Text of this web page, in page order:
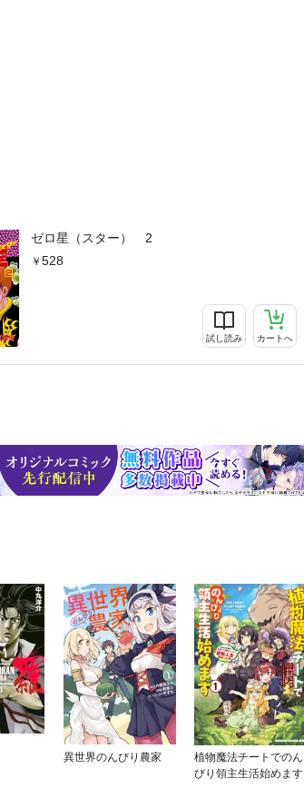
ゼロ星（スター） 2
528
試し読み カートへ
異世界のんびり農家
植物魔法チートでのん
びり領主生活始めます